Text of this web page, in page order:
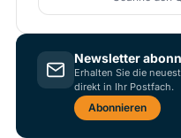
Newsletter
Erhalten Sie die
direkt in Ihr Postfach.
Abonnieren